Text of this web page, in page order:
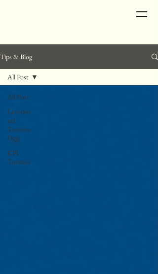
Tips & Blog
All Post
Lavorare
nel
Turismo
Oggi
KPI
Turistici
All Post